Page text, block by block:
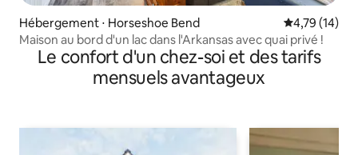
Hébergement ⋅ Horseshoe Bend Évaluation
4,79 (14)
Maison au bord d'un lac dans l'Arkansas avec quai privé !
Le confort d'un chez-soi et des tarifs
mensuels avantageux